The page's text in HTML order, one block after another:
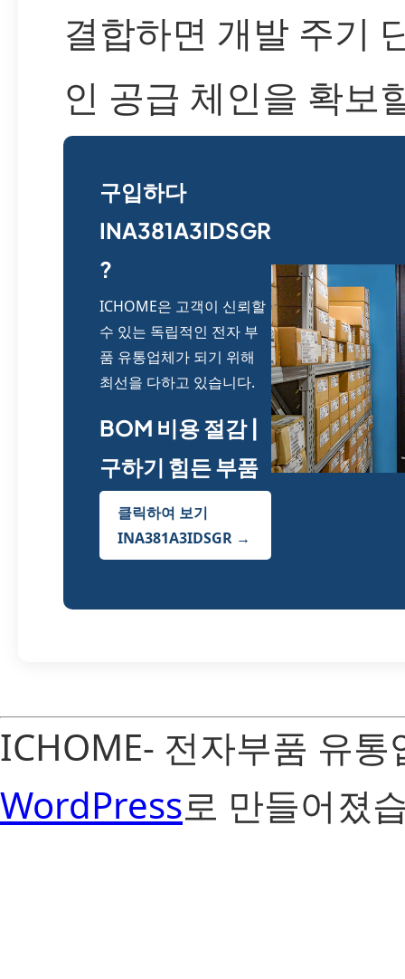
결합하면 개발 주기
인 공급 체인을 확보
구입하다
INA381A3IDSGR
?
ICHOME은 고객이 신뢰할
수 있는 독립적인 전자 부
품 유통업체가 되기 위해
최선을 다하고 있습니다.
BOM 비용 절감 |
구하기 힘든 부품
클릭하여 보기
INA381A3IDSGR →
ICHOME- 전자부품 유
WordPress로 만들어졌